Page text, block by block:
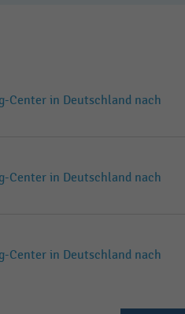
Center in Deutschland nach
Center in Deutschland nach
Center in Deutschland nach